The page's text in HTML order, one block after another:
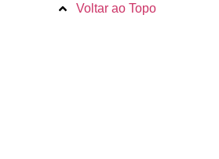
Voltar ao Topo